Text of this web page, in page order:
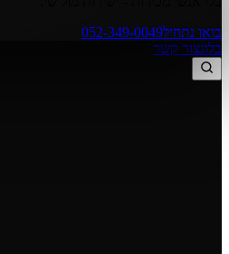
בואו נתחיל052-349-0049
בלוגצור קשר